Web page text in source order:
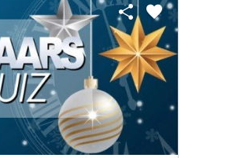
share favorite